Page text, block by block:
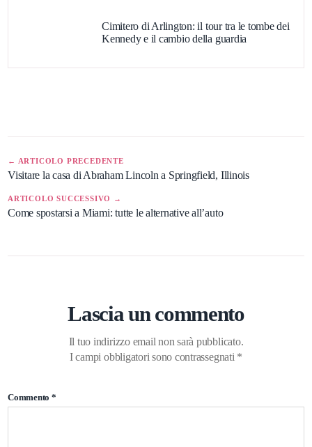
Cimitero di Arlington: il tour tra le tombe dei
Kennedy e il cambio della guardia
← ARTICOLO PRECEDENTE
Visitare la casa di Abraham Lincoln a Springfield, Illinois
ARTICOLO SUCCESSIVO →
Come spostarsi a Miami: tutte le alternative all’auto
Lascia un commento
Il tuo indirizzo email non sarà pubblicato.
I campi obbligatori sono contrassegnati *
Commento *